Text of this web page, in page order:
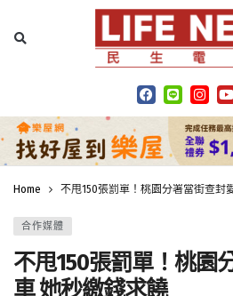
Home 不甩150張罰單！桃園分署當街查封
合作媒體
不甩150張罰單！桃園
車 她秒繳錢求饒